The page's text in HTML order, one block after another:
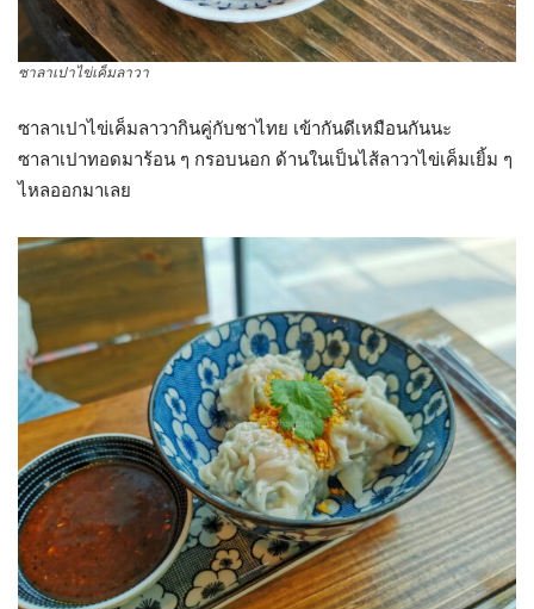
ซาลาเปาไข่เค็มลาวา
ซาลาเปาไข่เค็มลาวากินคู่กับชาไทย เข้ากันดีเหมือนกันนะ
ซาลาเปาทอดมาร้อน ๆ กรอบนอก ด้านในเป็นไส้ลาวาไข่เค็มเยิ้ม ๆ
ไหลออกมาเลย